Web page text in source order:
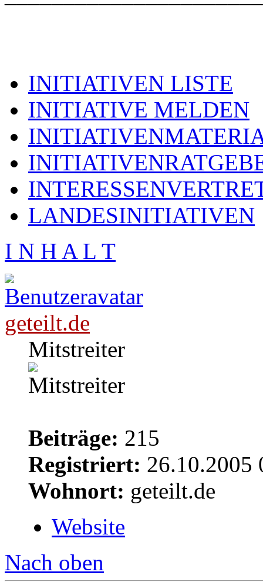
INITIATIVEN LISTE
INITIATIVE MELDEN
LANDESINITIATIVEN
I N H A L T
geteilt.de
Mitstreiter
Beiträge: 215
Registriert: 26.10.2005
Wohnort: geteilt.de
Website
Nach oben